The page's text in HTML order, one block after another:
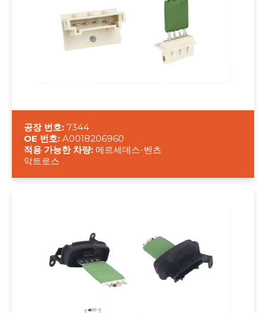
공장 번호: 7344
OE 번호: A0018206960
적용 가능한 차량: 메르세데스-벤츠
악트로스